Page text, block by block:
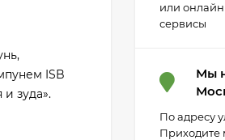
ISB
зуда».
или
сервисы
Мы
По адресу
Приходите